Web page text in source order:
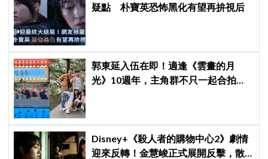
疑點 朴寶英恐怖黑化有望再拚視后
郭東延入伍在即！適逢《雲畫的月
光》10週年，主角群不只一起合拍畫
Disney+《殺人者的購物中心2》劇情
迎來反轉！金慧峻正式展開反擊，散